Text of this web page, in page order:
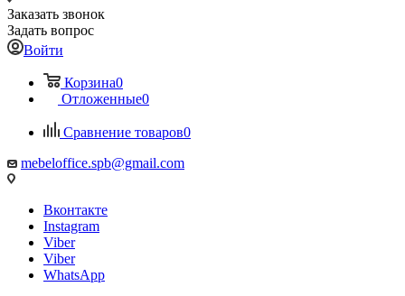
Заказать звонок
Задать вопрос
Войти
Корзина0
Отложенные0
Сравнение товаров0
mebeloffice.spb@gmail.com
Вконтакте
Instagram
Viber
Viber
WhatsApp